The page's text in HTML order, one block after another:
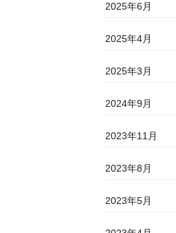
2025年6月
2025年4月
2025年3月
2024年9月
2023年11月
2023年8月
2023年5月